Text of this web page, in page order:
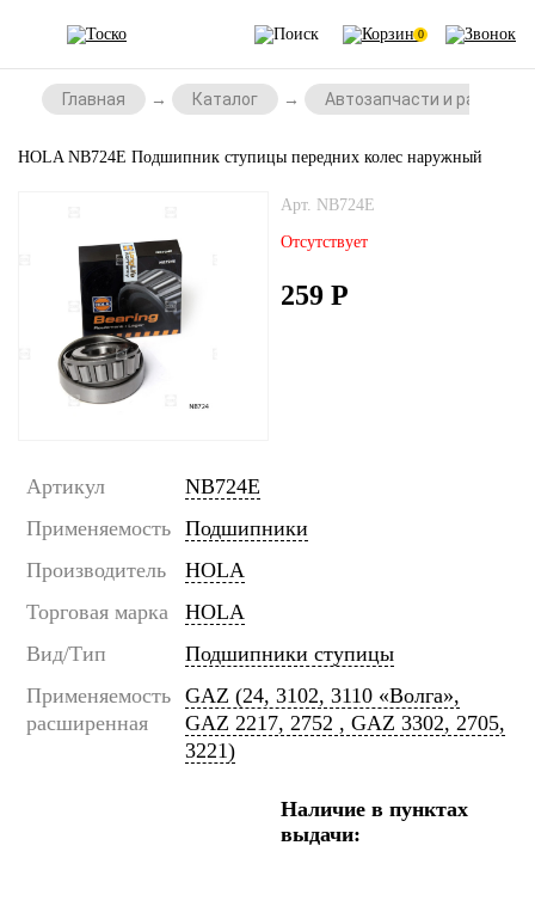
0
Главная Каталог Автозапчасти и
HOLA NB724E Подшипник ступицы передних колес наружный
Арт. NB724E
Отсутствует
259 Р
Артикул
NB724E
Применяемость Подшипники
Производитель
HOLA
Торговая марка
HOLA
Вид/Тип
Подшипники ступицы
Применяемость
расширенная
GAZ (24, 3102, 3110 «Волга»,
GAZ 2217, 2752 , GAZ 3302, 2705,
3221)
Наличие в пунктах
выдачи: